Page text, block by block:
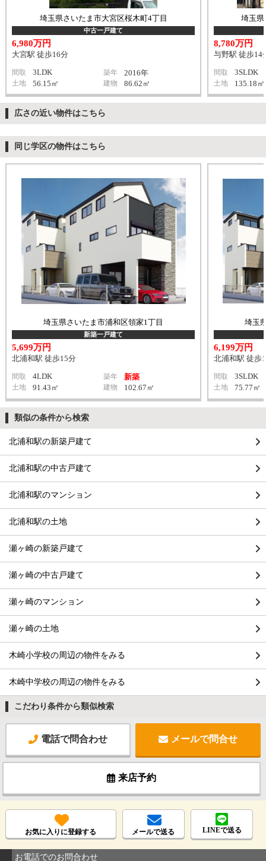
埼玉県さいたま市大宮区桜木町4丁目
中古一戸建て
6,980万円
大宮駅 徒歩16分
間取 3LDK 築年 2016年
土地 56.15㎡ 建物 86.62㎡
埼玉県
8,780万円
与野駅 徒歩14
間取 3SLDK
土地 135.18㎡
広さの近い物件はこちら
同じ学区の物件はこちら
埼玉県さいたま市浦和区領家1丁目
新築一戸建て
5,699万円
北浦和駅 徒歩15分
間取 4LDK 築年 新築
土地 91.43㎡ 建物 102.67㎡
埼玉
6,199万円
北浦和駅 徒歩
間取 3SLDK
土地 75.77㎡
類似の条件から検索
北浦和駅の新築戸建て
北浦和駅の中古戸建て
北浦和駅のマンション
北浦和駅の土地
瀬ヶ崎の新築戸建て
瀬ヶ崎の中古戸建て
瀬ヶ崎のマンション
瀬ヶ崎の土地
木崎小学校の周辺の物件をみる
木崎中学校の周辺の物件をみる
こだわり条件から類似検索
電話で問合わせ メールで問合せ
来店予約
お気に入りに登録する メールで送る LINEで送る
お電話でのお問合わせ